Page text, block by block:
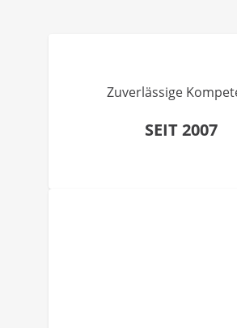
Zuverlässige
SEIT 2007